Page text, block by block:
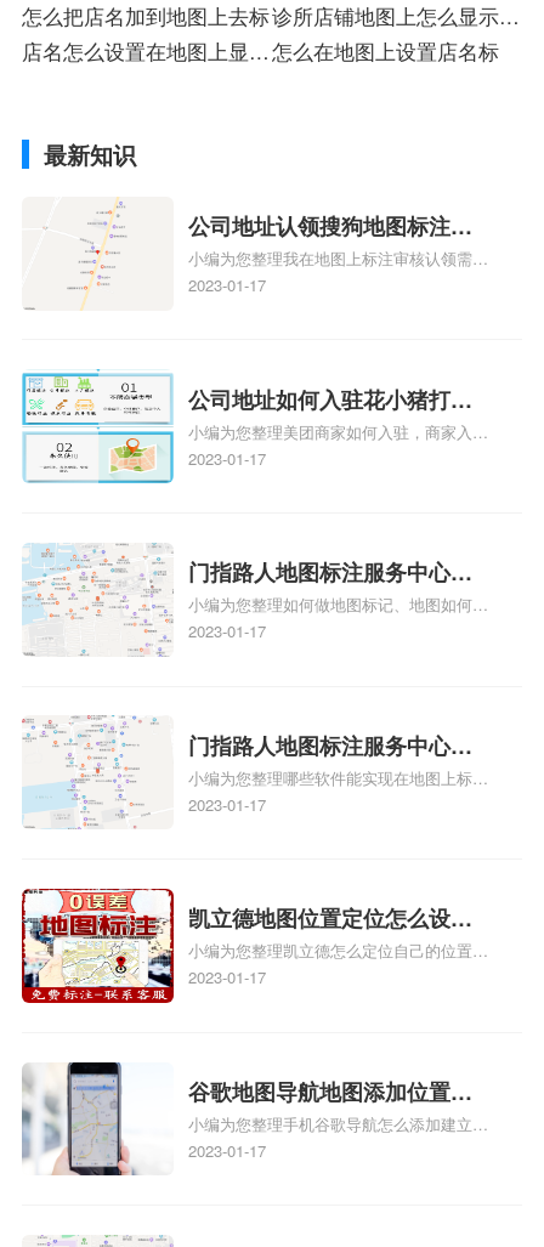
怎么把店名加到地图上去标诊所店铺地图上怎么显示店
名
店名怎么设置在地图上显示怎么在地图上设置店名标
最新知识
公司地址认领搜狗地图标注多
久审核？公司地址认领地图标
注多久审核？
小编为您整理我在地图上标注审核认领需要
多久、我在地图上标注审核认领需要多久
情可查看下方正文！
2023-01-17
公司地址如何入驻花小猪打车
地图标记？指路人地图标注服
务中心铺如何入驻花小猪打车
小编为您整理美团商家如何入驻，商家入驻
教程、商家如何入驻地图、如何入驻地:、
2023-01-17
门指路人地图标注服务中心如
何做花小猪打车地图位置标
记？门指路人地图标注服务中
小编为您整理如何做地图标记、地图如何做
标记、so搜街景中如何做标记、360e启花贷
关地图标注知识，详情可查看下方正文！
2023-01-17
门指路人地图标注服务中心地
图位置地址标记？门指路人地
图标注服务中心苹果地图位置
小编为您整理哪些软件能实现在地图上标记
门指路人地图标注服务中心位置、门指路人
门指路人地图标注服务中心地址标注上地图
怎么弄相关地图标注知识，详情可查看下方
正文！
2023-01-17
凯立德地图位置定位怎么设置
自己的指路人地图标注服务中
心名？凯立德地图位置定位怎
小编为您整理凯立德怎么定位自己的位置
啊、手机凯立德地图定位怎么设置往上走、
地图标注服务中心铺招牌相关地图标注知
识，详情可查看下方正文！
2023-01-17
谷歌地图导航地图添加位置？
添加谷歌地图导航位置？
小编为您整理手机谷歌导航怎么添加建立多
人位置、如何在地图，谷歌地图添加公司位
2023-01-17